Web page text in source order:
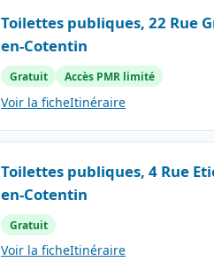
Toilettes publiques, 22 Rue
en-Cotentin
Gratuit Accès PMR limité
Voir la ficheItinéraire
Toilettes publiques, 4 Rue
en-Cotentin
Gratuit
Voir la ficheItinéraire